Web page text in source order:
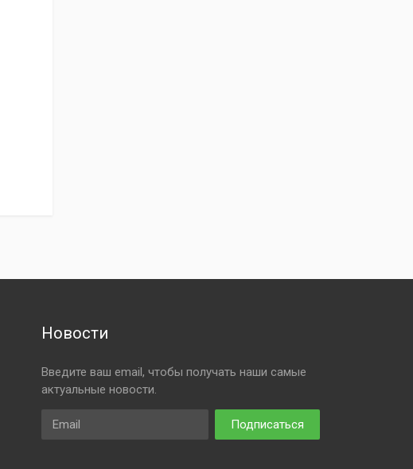
Новости
Введите ваш email, чтобы получать наши самые
актуальные новости.
Email
Подписаться